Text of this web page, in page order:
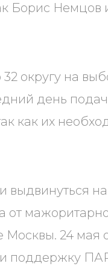
Борис Немцов
округу на
день
как их
выдвинуться
от
24 мая
поддержку